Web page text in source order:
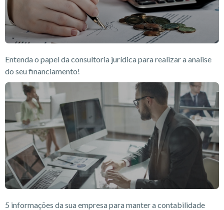
Entenda o papel da consultoria jurídica para realizar a analise
do seu financiamento!
5 informações da sua empresa para manter a contabilidade